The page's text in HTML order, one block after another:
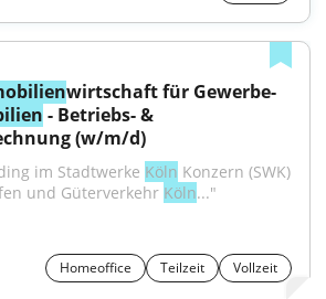
wirtschaft für Gewerbe-
- Betriebs- &
(w/m/d)
im Stadtwerke Köln Konzern (SWK)
und Güterverkehr Köln..."
Homeoffice Teilzeit Vollzeit